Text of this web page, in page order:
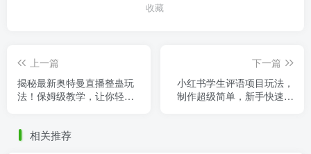
收藏
上一篇
揭秘最新奥特曼直播整蛊玩
法！保姆级教学，让你轻松
下一篇
小红书学生评语项目玩法，
制作超级简单，新手快速上
相关推荐